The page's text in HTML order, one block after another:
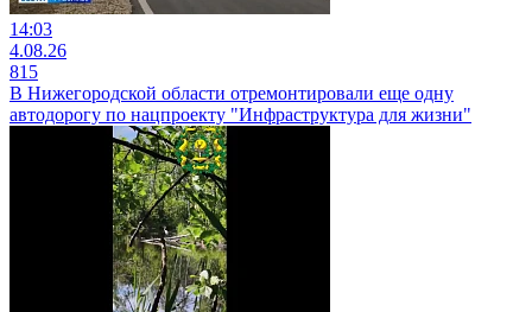
14:03
4.08.26
815
В Нижегородской области отремонтировали еще одну
автодорогу по нацпроекту "Инфраструктура для жизни"